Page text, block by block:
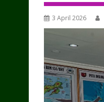
3 April 2026